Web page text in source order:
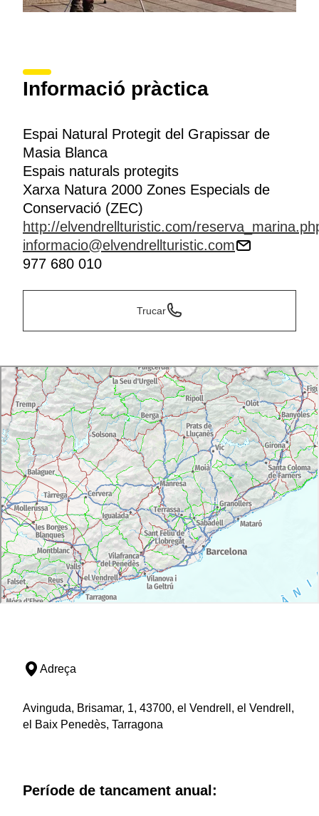
Informació pràctica
Espai Natural Protegit del Grapissar de
Masia Blanca
Espais naturals protegits
Xarxa Natura 2000 Zones Especials de
Conservació (ZEC)
http://elvendrellturistic.com/
informacio@elvendrellturistic.com
977 680 010
Trucar
Adreça
Avinguda, Brisamar, 1, 43700, el Vendrell, el Vendrell,
el Baix Penedès, Tarragona
Període de tancament anual: